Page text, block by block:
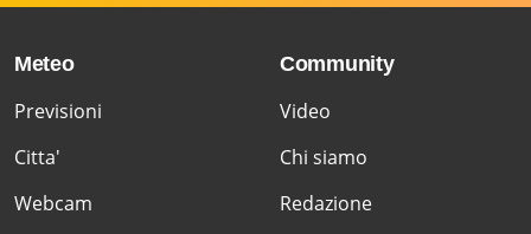
Meteo
Previsioni
Citta'
Webcam
Community
Video
Chi siamo
Redazione